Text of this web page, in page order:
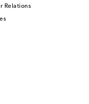
Relations